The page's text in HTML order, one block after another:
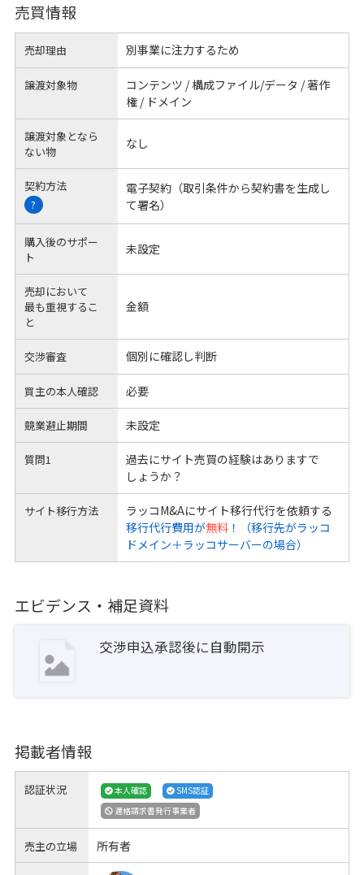
売買情報
売却理由 別事業に注力するため
譲渡対象物
コンテンツ / 構成ファイル/データ / 著作
権 / ドメイン
譲渡対象となら
ない物
なし
契約方法
?
電子契約（取引条件から契約書を生成し
て署名）
購入後のサポー
ト
未設定
売却において
最も重視するこ
と
金額
交渉審査 個別に確認し判断
買主の本人確認 必要
競業避止期間 未設定
質問1
過去にサイト売買の経験はありますで
しょうか？
サイト移行方法
ラッコM&Aにサイト移行代行を依頼する
移行代行費用が無料！（移行先がラッコ
ドメイン＋ラッコサーバーの場合）
エビデンス・補足資料
交渉申込承認後に自動開示
掲載者情報
認証状況 本人確認
SMS認証
適格請求書発行事業者
売主の立場 所有者